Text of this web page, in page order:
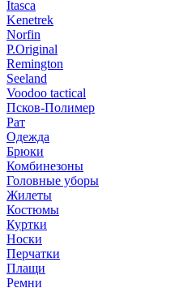
Itasca
Kenetrek
Norfin
P.Original
Remington
Seeland
Voodoo tactical
Псков-Полимер
Рат
Одежда
Брюки
Комбинезоны
Головные уборы
Жилеты
Костюмы
Куртки
Носки
Перчатки
Плащи
Ремни